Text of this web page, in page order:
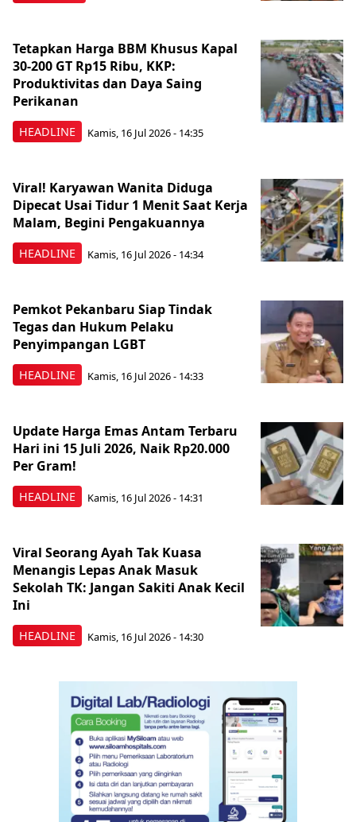
HEADLINE
Tetapkan Harga BBM Khusus Kapal
30-200 GT Rp15 Ribu, KKP:
Produktivitas dan Daya Saing
Perikanan
Kamis, 16 Jul 2026 - 14:35
HEADLINE
Viral! Karyawan Wanita Diduga
Dipecat Usai Tidur 1 Menit Saat Kerja
Malam, Begini Pengakuannya
Kamis, 16 Jul 2026 - 14:34
HEADLINE
Pemkot Pekanbaru Siap Tindak
Tegas dan Hukum Pelaku
Penyimpangan LGBT
Kamis, 16 Jul 2026 - 14:33
HEADLINE
Update Harga Emas Antam Terbaru
Hari ini 15 Juli 2026, Naik Rp20.000
Per Gram!
Kamis, 16 Jul 2026 - 14:31
HEADLINE
Viral Seorang Ayah Tak Kuasa
Menangis Lepas Anak Masuk
Sekolah TK: Jangan Sakiti Anak Kecil
Ini
Kamis, 16 Jul 2026 - 14:30